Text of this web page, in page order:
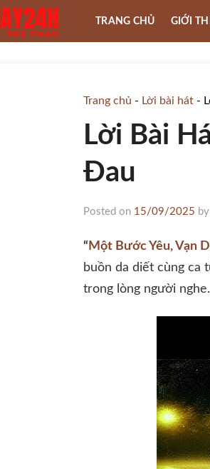
TRANG CHỦ GIỚI
Trang chủ - Lời bài hát -
Lời Bài
Đau
Posted on 15/09/2025 by
“ Một Bước Yêu, Vạn
buồn da diết cùng ca
trong lòng người nghe.